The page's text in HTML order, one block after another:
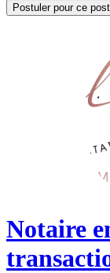
Postuler pour ce
Notaire